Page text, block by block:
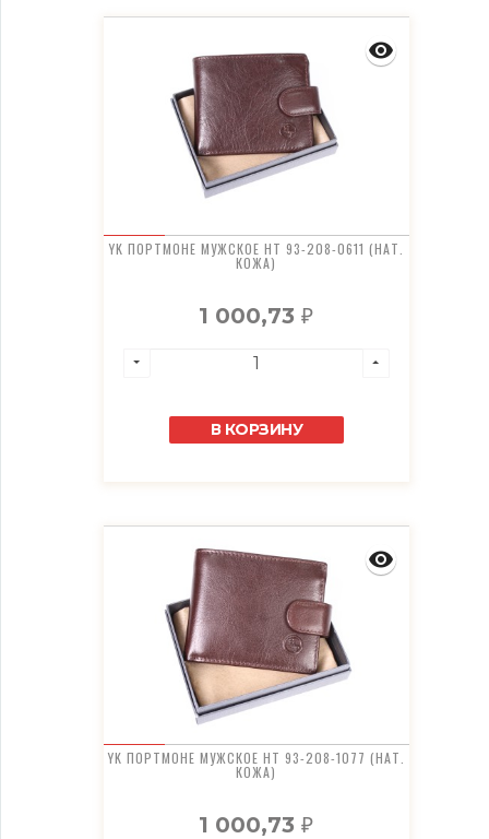
YK ПОРТМОНЕ МУЖСКОЕ HT 93-208-0611 (НАТ.
КОЖА)
1 000,73₽
В КОРЗИНУ
YK ПОРТМОНЕ МУЖСКОЕ HT 93-208-1077 (НАТ.
КОЖА)
1 000,73₽